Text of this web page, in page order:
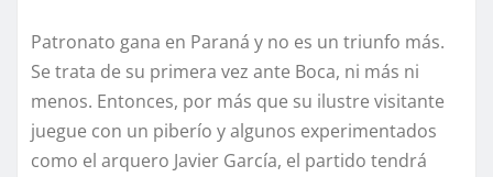
Patronato gana en Paraná y no es un triunfo más.
Se trata de su primera vez ante Boca, ni más ni
menos. Entonces, por más que su ilustre visitante
juegue con un piberío y algunos experimentados
como el arquero Javier García, el partido tendrá